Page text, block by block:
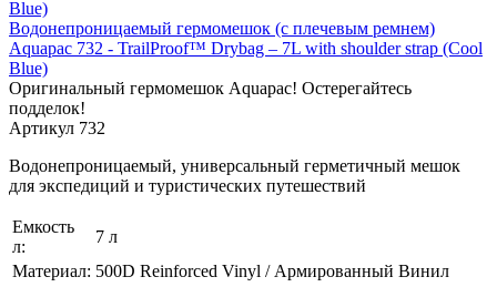
Водонепроницаемый гермомешок (с плечевым ремнем)
Aquapac 732 - TrailProof™ Drybag – 7L with shoulder strap (Cool
Blue)
Оригинальный гермомешок Aquapac! Остерегайтесь
подделок!
Артикул 732
Водонепроницаемый, универсальный герметичный мешок
для экспедиций и туристических путешествий
Емкость
л:
7 л
Материал: 500D Reinforced Vinyl / Армированный Винил